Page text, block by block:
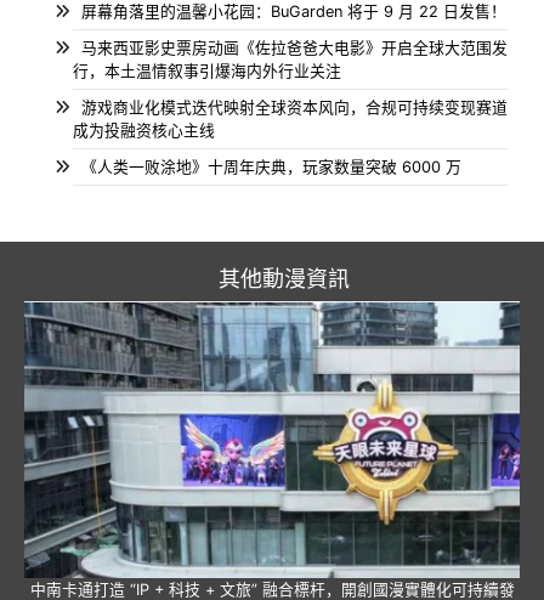
屏幕角落里的温馨小花园：BuGarden 将于 9 月 22 日发售！
马来西亚影史票房动画《佐拉爸爸大电影》开启全球大范围发
行，本土温情叙事引爆海内外行业关注
游戏商业化模式迭代映射全球资本风向，合规可持续变现赛道
成为投融资核心主线
《人类一败涂地》十周年庆典，玩家数量突破 6000 万
其他動漫資訊
中南卡通打造 “IP + 科技 + 文旅” 融合標杆，開創國漫實體化可持續發